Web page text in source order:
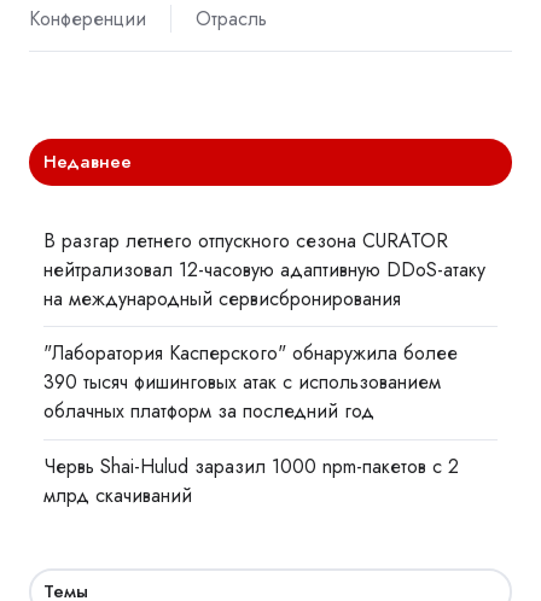
Конференции
Отрасль
Недавнее
В разгар летнего отпускного сезона CURATOR
нейтрализовал 12-часовую адаптивную DDoS-атаку
на международный сервисбронирования
"Лаборатория Касперского" обнаружила более
390 тысяч фишинговых атак с использованием
облачных платформ за последний год
Червь Shai-Hulud заразил 1000 npm-пакетов с 2
млрд скачиваний
Темы